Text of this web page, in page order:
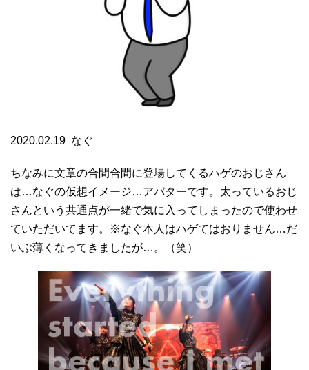
2020.02.19 なぐ
ちなみに文章の合間合間に登場してくるハゲのおじさん
は…なぐの仮想イメージ…アバターです。太っているおじ
さんという共通点が一緒で気に入ってしまったので使わせ
ていただいてます。※なぐ本人はハゲてはおりません…だ
いぶ薄くなってきましたが…。（笑）